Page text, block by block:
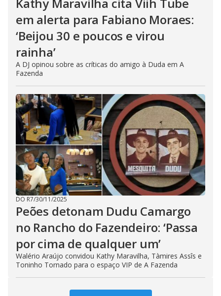
em alerta para Fabiano Moraes:
‘Beijou 30 e poucos e virou
rainha’
A DJ opinou sobre as críticas do amigo à Duda em A
Fazenda
DO R7/30/11/2025
Peões detonam Dudu Camargo
no Rancho do Fazendeiro: ‘Passa
por cima de qualquer um’
Walério Araújo convidou Kathy Maravilha, Tàmires Assîs e
Toninho Tornado para o espaço VIP de A Fazenda